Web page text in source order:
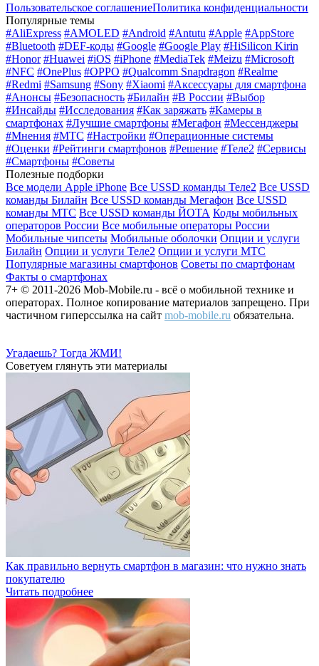
Пользовательское соглашениеПолитика конфиденциальности
Популярные темы
#AliExpress #AMOLED #Android #Antutu #Apple #AppStore
#Bluetooth #DEF-коды #Google #Google Play #HiSilicon Kirin
#Honor #Huawei #iOS #iPhone #MediaTek #Meizu #Microsoft
#NFC #OnePlus #OPPO #Qualcomm Snapdragon #Realme
#Redmi #Samsung #Sony #Xiaomi #Аксессуары для смартфона
#Анонсы #Безопасность #Билайн #В России #Выбор
#Инсайды #Исследования #Как заряжать #Камеры в
смартфонах #Лучшие смартфоны #Мегафон #Мессенджеры
#Мнения #МТС #Настройки #Операционные системы
#Оценки #Рейтинги смартфонов #Решение #Теле2 #Сервисы
#Смартфоны #Советы
Полезные подборки
Все модели Apple iPhone Все USSD команды Теле2 Все USSD
команды Билайн Все USSD команды Мегафон Все USSD
команды МТС Все USSD команды ЙОТА Коды мобильных
операторов России Все мобильные операторы России
Мобильные чипсеты Мобильные оболочки Опции и услуги
Билайн Опции и услуги Теле2 Опции и услуги МТС
Популярные магазины смартфонов Советы по смартфонам
Факты о смартфонах
7+ © 2011-2026 Mob-Mobile.ru - всё о мобильной технике и
операторах. Полное копирование материалов запрещено. При
частичном гиперссылка на сайт mob-mobile.ru обязательна.
Угадаешь? Тогда ЖМИ!
Советуем глянуть эти материалы
Как правильно вернуть смартфон в магазин: что нужно знать
покупателю
Читать подробнее